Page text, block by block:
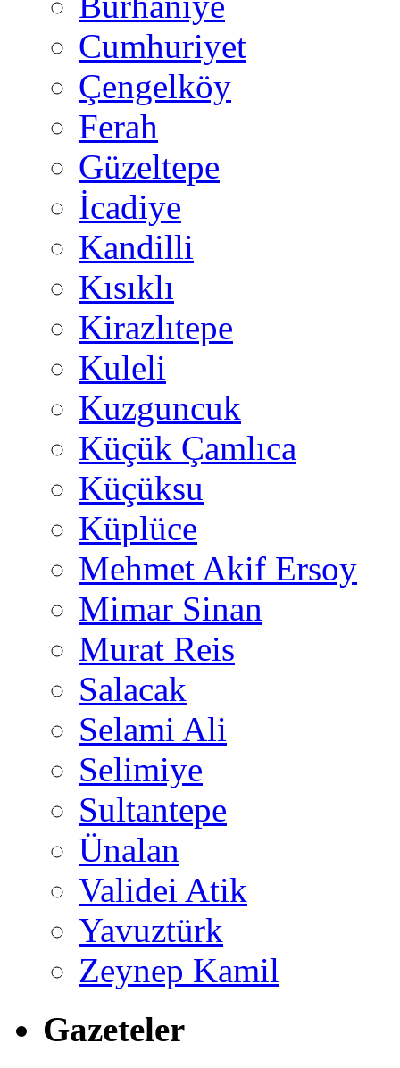
Cumhuriyet
Çengelköy
Ferah
Güzeltepe
İcadiye
Kandilli
Kısıklı
Kirazlıtepe
Kuleli
Kuzguncuk
Küçük Çamlıca
Küçüksu
Küplüce
Mehmet Akif Ersoy
Mimar Sinan
Murat Reis
Salacak
Selami Ali
Selimiye
Sultantepe
Ünalan
Validei Atik
Yavuztürk
Zeynep Kamil
Gazeteler